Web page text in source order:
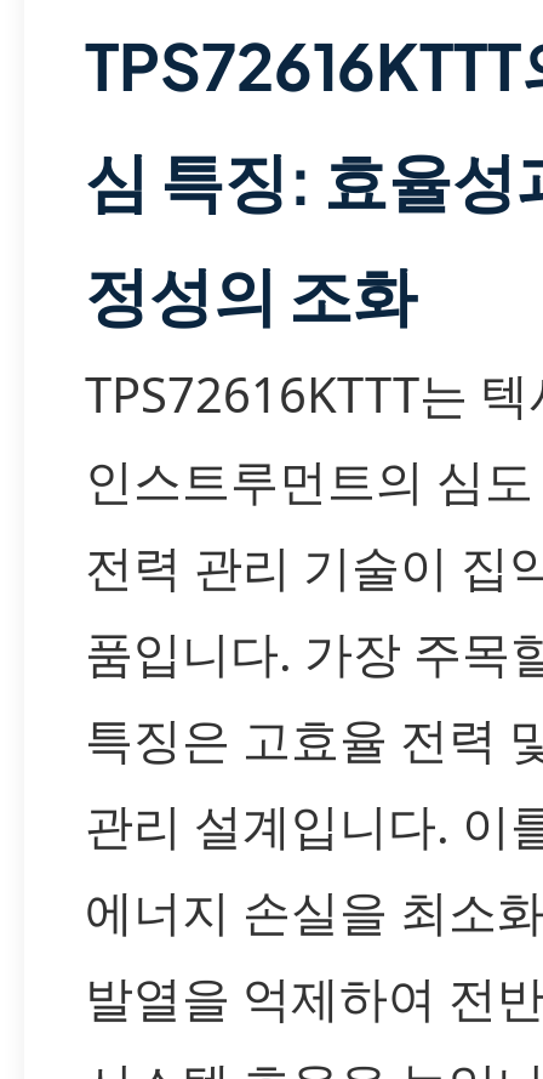
TPS72616KTTT
심 특징: 효율성
정성의 조화
TPS72616KTTT는
인스트루먼트의 심
전력 관리 기술이 집
품입니다. 가장 주목
특징은 고효율 전력
관리 설계입니다. 이
에너지 손실을 최소
발열을 억제하여 전